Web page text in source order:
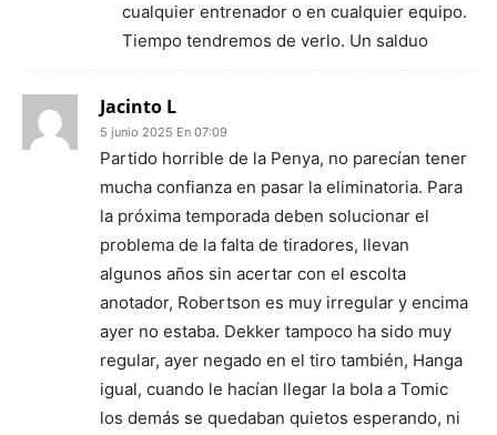
cualquier entrenador o en cualquier equipo.
Tiempo tendremos de verlo. Un salduo
Jacinto L
5 junio 2025 En 07:09
Partido horrible de la Penya, no parecían tener
mucha confianza en pasar la eliminatoria. Para
la próxima temporada deben solucionar el
problema de la falta de tiradores, llevan
algunos años sin acertar con el escolta
anotador, Robertson es muy irregular y encima
ayer no estaba. Dekker tampoco ha sido muy
regular, ayer negado en el tiro también, Hanga
igual, cuando le hacían llegar la bola a Tomic
los demás se quedaban quietos esperando, ni